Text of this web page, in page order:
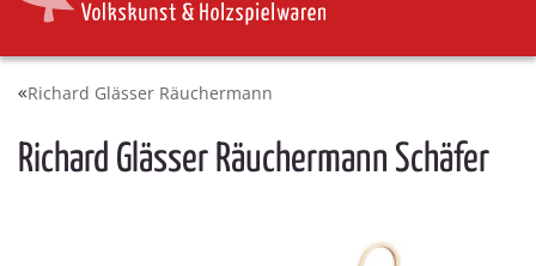
Richard Glässer Räuchermann
Richard Glässer Räuchermann Schäfer